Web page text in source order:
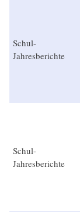
Schul-
Jahresberichte
Schul-
Jahresberichte